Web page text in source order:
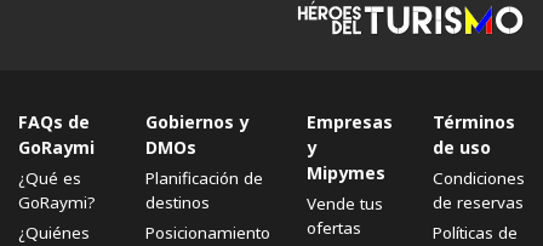
FAQs de
GoRaymi
¿Qué es
GoRaymi?
¿Quiénes
Gobiernos y
DMOs
Planificación de
destinos
Posicionamiento
Empresas
y
Mipymes
Vende tus
ofertas
Términos
de uso
Condiciones
de reservas
Políticas de